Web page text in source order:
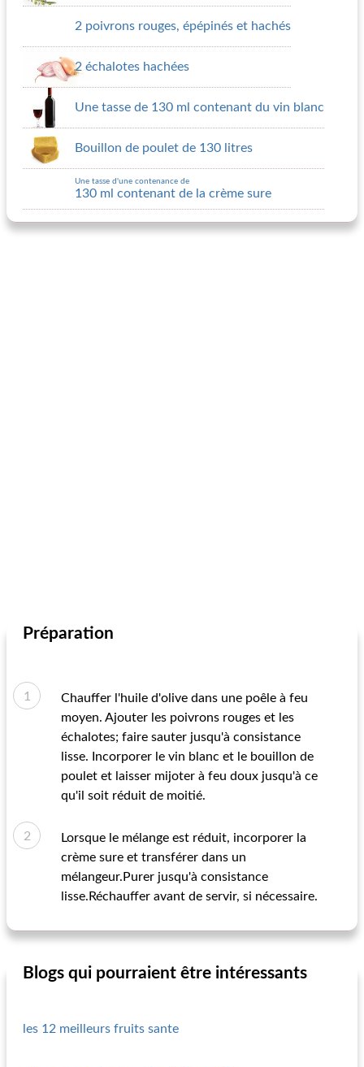
2 poivrons rouges, épépinés et hachés
2 échalotes hachées
Une tasse de 130 ml contenant du vin blanc
Bouillon de poulet de 130 litres
Une tasse d'une contenance de
130 ml contenant de la crème sure
Préparation
Chauffer l'huile d'olive dans une poêle à feu
moyen. Ajouter les poivrons rouges et les
échalotes; faire sauter jusqu'à consistance
lisse. Incorporer le vin blanc et le bouillon de
poulet et laisser mijoter à feu doux jusqu'à ce
qu'il soit réduit de moitié.
Lorsque le mélange est réduit, incorporer la
crème sure et transférer dans un
mélangeur.Purer jusqu'à consistance
lisse.Réchauffer avant de servir, si nécessaire.
Blogs qui pourraient être intéressants
les 12 meilleurs fruits sante